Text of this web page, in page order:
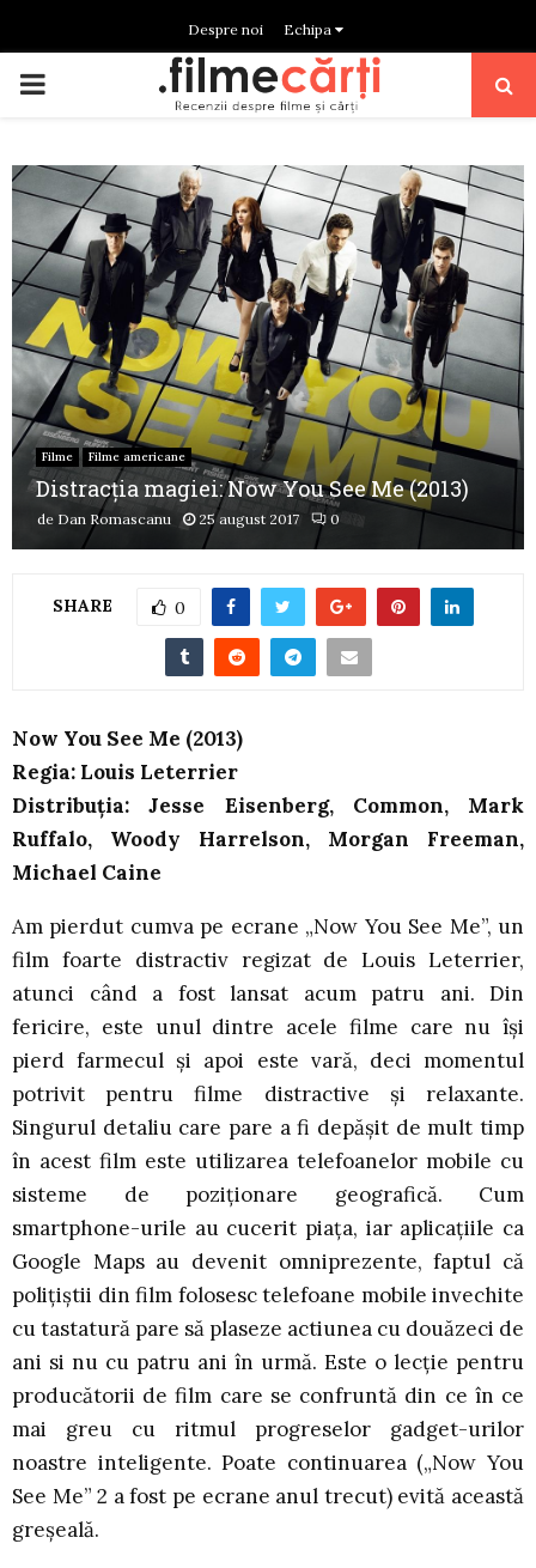
Despre noi Echipa
PRIMARY
Filme Filme americane
Distracția magiei: Now You See Me (2013)
de Dan Romascanu 25 august 2017 0
SHARE 0
Now You See Me (2013)
Regia: Louis Leterrier
Distribuția: Jesse Eisenberg, Common, Mark
Ruffalo, Woody Harrelson, Morgan Freeman,
Michael Caine
Am pierdut cumva pe ecrane „Now You See Me”, un
film foarte distractiv regizat de Louis Leterrier,
atunci când a fost lansat acum patru ani. Din
fericire, este unul dintre acele filme care nu își
pierd farmecul și apoi este vară, deci momentul
potrivit pentru filme distractive și relaxante.
Singurul detaliu care pare a fi depășit de mult timp
în acest film este utilizarea telefoanelor mobile cu
sisteme de poziționare geografică. Cum
smartphone-urile au cucerit piața, iar aplicațiile ca
Google Maps au devenit omniprezente, faptul că
polițiștii din film folosesc telefoane mobile invechite
cu tastatură pare să plaseze actiunea cu douăzeci de
ani si nu cu patru ani în urmă. Este o lecție pentru
producătorii de film care se confruntă din ce în ce
mai greu cu ritmul progreselor gadget-urilor
noastre inteligente. Poate continuarea („Now You
See Me” 2 a fost pe ecrane anul trecut) evită această
greșeală.